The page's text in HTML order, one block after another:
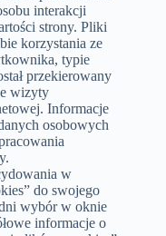
interakcji
strony. Pliki
korzystania ze
typie
przekierowany
wizyty
Informacje
osobowych
w
do swojego
wybór w oknie
informacje o